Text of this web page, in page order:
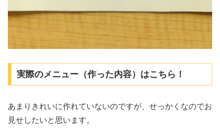
実際のメニュー（作った内容）はこちら！
あまりきれいに作れていないのですが、せっかくなのでお
見せしたいと思います。